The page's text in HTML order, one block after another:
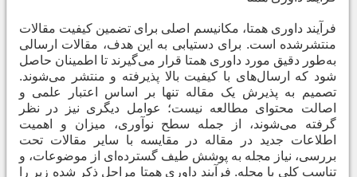
فرآیند داوری همتا، مکانیسم اصلی برای تضمین کیفیت مقالات
منتشرشده است. برای دستیابی به این هدف، مقالات ارسالی
به‌طور دقیق مورد داوری همتا قرار می‌گیرند تا اطمینان حاصل
شود که ارسال‌های با کیفیت بالا پذیرفته و منتشر می‌شوند.
تصمیم به پذیرش یک مقاله تنها بر اساس اعتبار علمی و
اصالت محتوای مطالعه نیست؛ عوامل دیگری نیز در نظر
گرفته می‌شوند، از جمله سطح نوآوری، میزان و اهمیت
اطلاعات جدید در مقاله در مقایسه با سایر مقالات تحت
بررسی، نیاز مجله به پوشش طیف گسترده‌ای از موضوعات، و
تناسب کلی با مجله. فرآیند داوری همتا مراحل ذکر شده زیر را